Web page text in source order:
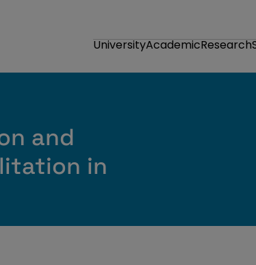
UniversityAcademicResearch
and
in